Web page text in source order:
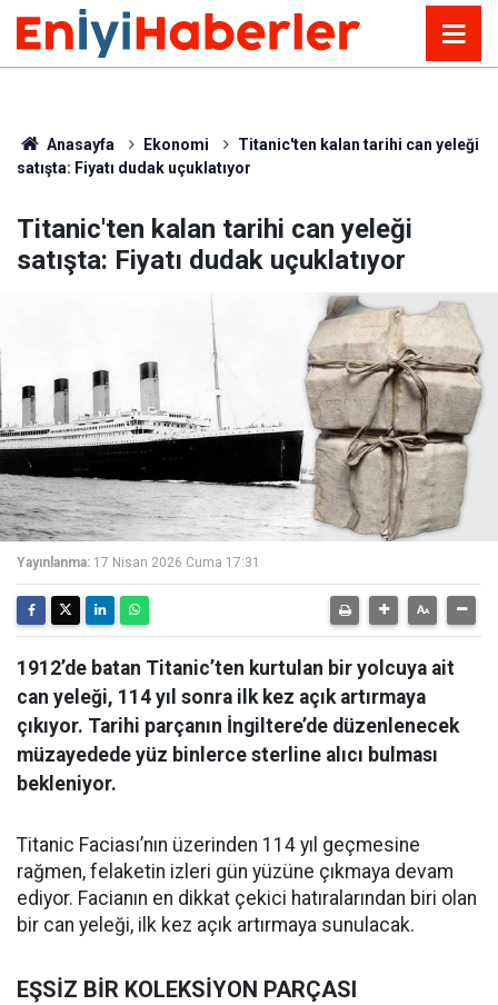
Anasayfa Ekonomi
Titanic'ten kalan tarihi can yeleği
satışta: Fiyatı dudak uçuklatıyor
Titanic'ten kalan tarihi can yeleği
satışta: Fiyatı dudak uçuklatıyor
Yayınlanma: 17 Nisan 2026 Cuma 17:31
1912’de batan Titanic’ten kurtulan bir yolcuya ait
can yeleği, 114 yıl sonra ilk kez açık artırmaya
çıkıyor. Tarihi parçanın İngiltere’de düzenlenecek
müzayedede yüz binlerce sterline alıcı bulması
bekleniyor.
Titanic Faciası’nın üzerinden 114 yıl geçmesine
rağmen, felaketin izleri gün yüzüne çıkmaya devam
ediyor. Facianın en dikkat çekici hatıralarından biri olan
bir can yeleği, ilk kez açık artırmaya sunulacak.
EŞSİZ BİR KOLEKSİYON PARÇASI